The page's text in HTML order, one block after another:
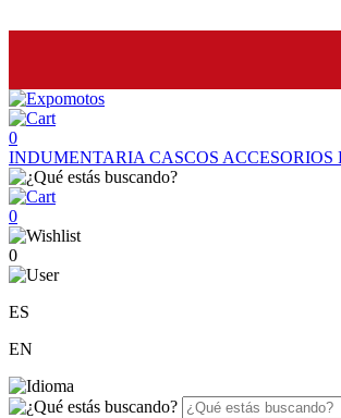
0
INDUMENTARIA CASCOS ACCESORIOS
0
0
ES
EN